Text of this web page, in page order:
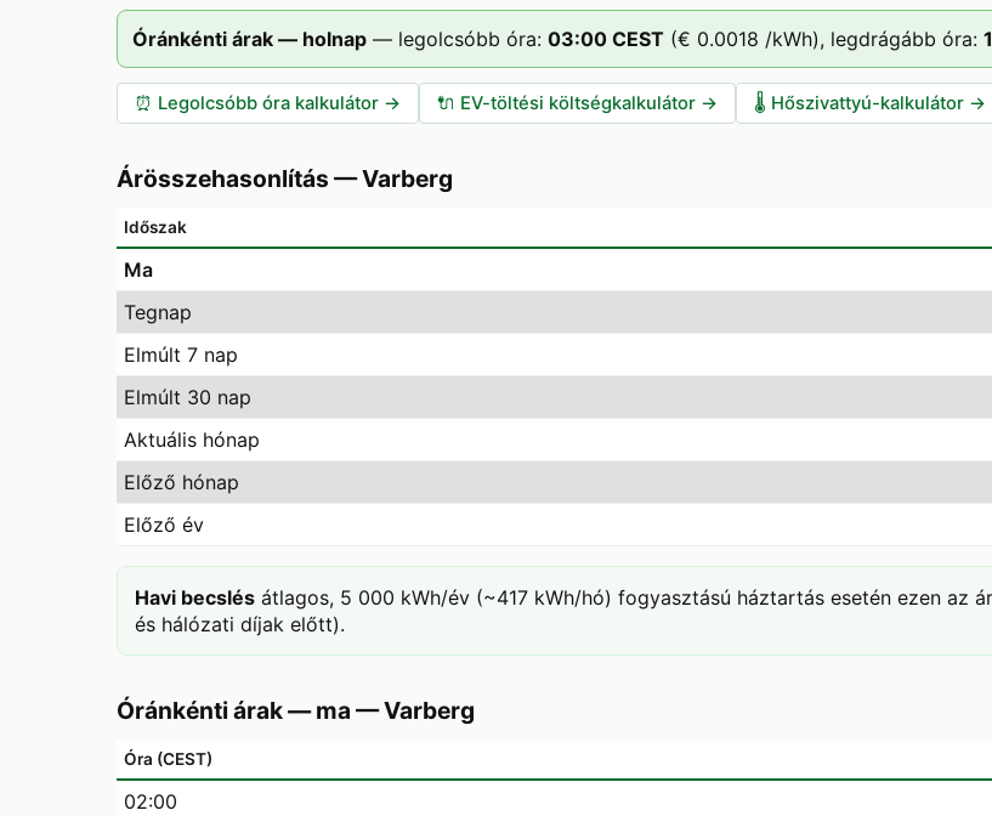
Óránkénti árak — holnap — legolcsóbb óra: 03:00 CEST (€ 0.0018 /kWh), legdrágább óra:
⏰ Legolcsóbb óra kalkulátor → 🔌 EV-töltési költségkalkulátor → 🌡️ Hőszivattyú-kalkulátor →
Árösszehasonlítás —Varberg
Időszak
Ma
Tegnap
Elmúlt 7 nap
Elmúlt 30 nap
Aktuális hónap
Előző hónap
Előző év
Havi becslés átlagos, 5 000 kWh/év (~417 kWh/hó) fogyasztású háztartás esetén ezen az
és hálózati díjak előtt).
Óránkénti árak — ma —Varberg
Óra (CEST)
02:00